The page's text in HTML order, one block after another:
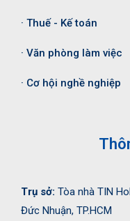
· Thuế - Kế toán
· Văn phòng làm việc
· Cơ hội nghề nghiệp
Trụ sở: Tòa nhà TIN
Đức Nhuận, TP.HCM